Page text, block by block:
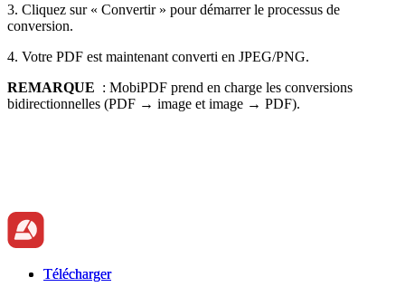
3. Cliquez sur « Convertir » pour démarrer le processus de
conversion.
4. Votre PDF est maintenant converti en JPEG/PNG.
REMARQUE : MobiPDF prend en charge les conversions
bidirectionnelles (PDF → image et image → PDF).
Télécharger
Télécharger